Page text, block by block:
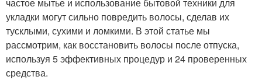
укладки могут сильно повредить волосы, сделав их
тусклыми, сухими и ломкими. В этой статье мы
рассмотрим, как восстановить волосы после отпуска,
используя 5 эффективных процедур и 24 проверенных
средства.